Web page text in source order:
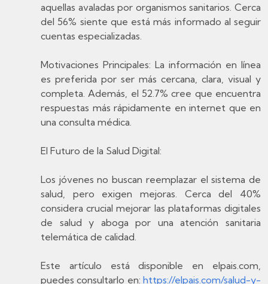
aquellas avaladas por organismos sanitarios. Cerca
del 56% siente que está más informado al seguir
cuentas especializadas.
Motivaciones Principales: La información en línea
es preferida por ser más cercana, clara, visual y
completa. Además, el 52.7% cree que encuentra
respuestas más rápidamente en internet que en
una consulta médica.
El Futuro de la Salud Digital:
Los jóvenes no buscan reemplazar el sistema de
salud, pero exigen mejoras. Cerca del 40%
considera crucial mejorar las plataformas digitales
de salud y aboga por una atención sanitaria
telemática de calidad.
Este artículo está disponible en elpais.com,
puedes consultarlo en: https://elpais.com/salud-y-